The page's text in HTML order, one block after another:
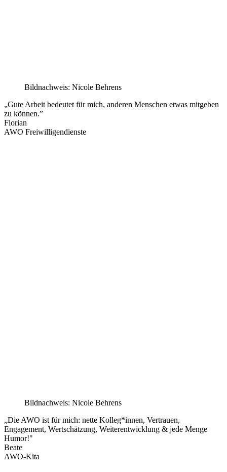
Bildnachweis: Nicole Behrens
„Gute Arbeit bedeutet für mich, anderen Menschen etwas mitgeben
zu können.”
Florian
AWO Freiwilligendienste
Bildnachweis: Nicole Behrens
„Die AWO ist für mich: nette Kolleg*innen, Vertrauen,
Engagement, Wertschätzung, Weiterentwicklung & jede Menge
Humor!"
Beate
AWO-Kita